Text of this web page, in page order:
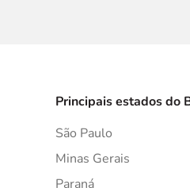
Principais estados do
São Paulo
Minas Gerais
Paraná